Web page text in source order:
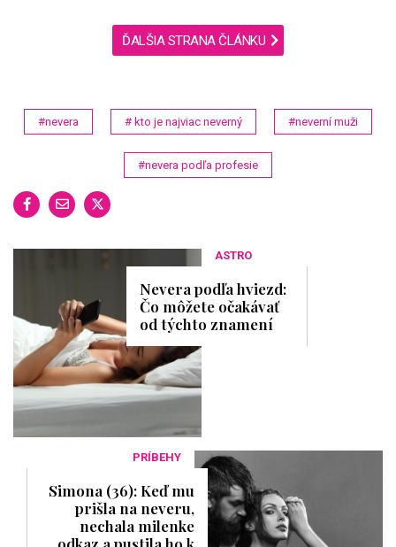
ĎALŠIA STRANA ČLÁNKU
#nevera # kto je najviac neverný #neverní muži
#nevera podľa profesie
ASTRO
Nevera podľa hviezd:
Čo môžete očakávať
od týchto znamení
PRÍBEHY
Simona (36): Keď mu
prišla na neveru,
nechala milenke